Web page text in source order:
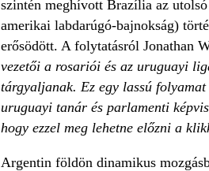
szintén meghívott Brazília az
amerikai labdarúgó-bajnokság)
erősödött. A folytatásról Jonathan
vezetői a rosariói és az uruguayi
tárgyaljanak. Ez egy lassú
uruguayi tanár és parlamenti
hogy ezzel meg lehetne előzni a
Argentin földön dinamikus